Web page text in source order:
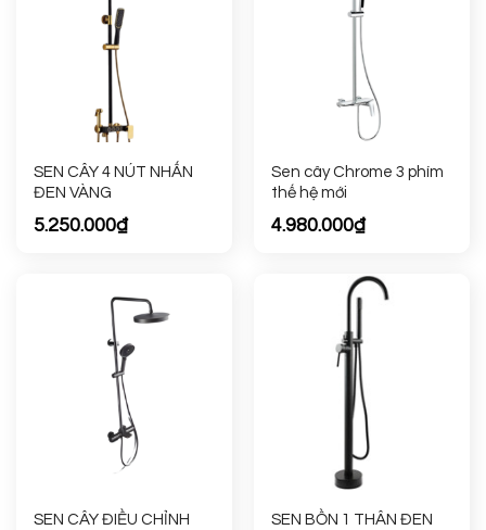
SEN CÂY 4 NÚT NHẤN
ĐEN VÀNG
5.250.000₫
Sen cây Chrome 3 phím
thế hệ mới
4.980.000₫
SEN CÂY ĐIỀU CHỈNH
SEN BỒN 1 THÂN ĐEN